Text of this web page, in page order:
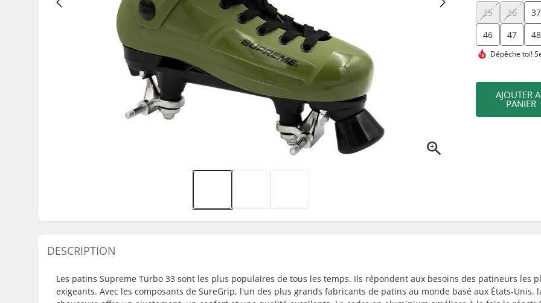
35 36 37
46
47 48
Dépêche toi!
AJOUTER
PANIER
DESCRIPTION
Les patins Supreme Turbo 33 sont les plus populaires de tous les temps. Ils répondent aux besoins des patineurs les
exigeants. Avec les composants de SureGrip, l'un des plus grands fabricants de patins au monde basé aux États-Unis,